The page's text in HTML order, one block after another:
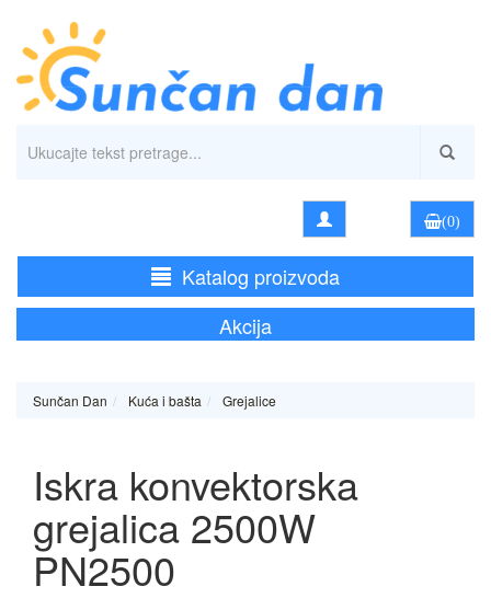
(0)
Katalog proizvoda
Akcija
Sunčan Dan Kuća i bašta Grejalice
Iskra konvektorska
grejalica 2500W
PN2500